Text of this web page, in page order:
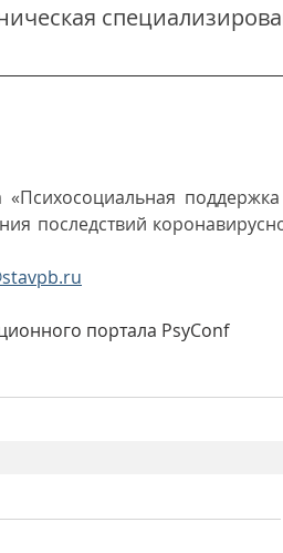
«Психосоциальная
последствий
портала PsyConf